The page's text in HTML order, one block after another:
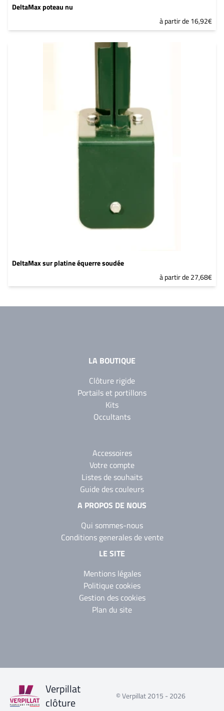
DeltaMax poteau nu
à partir de 16,92€
DeltaMax sur platine équerre soudée
à partir de 27,68€
LA BOUTIQUE
Clôture rigide
Portails et portillons
Kits
Occultants
Accessoires
Votre compte
Listes de souhaits
Guide des couleurs
A PROPOS DE NOUS
Qui sommes-nous
Conditions generales de vente
LE SITE
Mentions légales
Politique cookies
Gestion des cookies
Plan du site
Verpillat
clôture
© Verpillat 2015 - 2026